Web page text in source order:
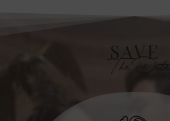
SAVE
The Date